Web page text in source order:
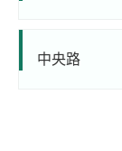
中央路